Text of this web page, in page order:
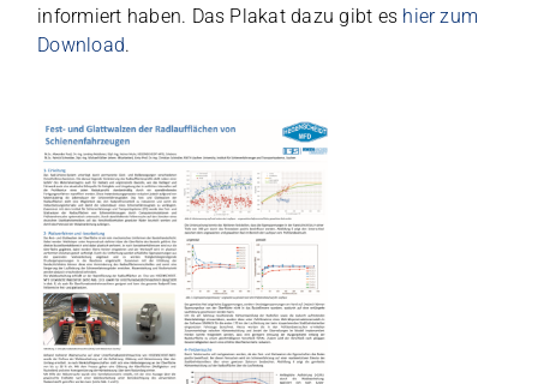
infor­miert haben. Das Pla­kat dazu gibt es hier zum
Down­load.